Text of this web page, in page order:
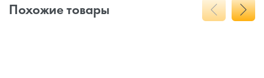
Похожие товары